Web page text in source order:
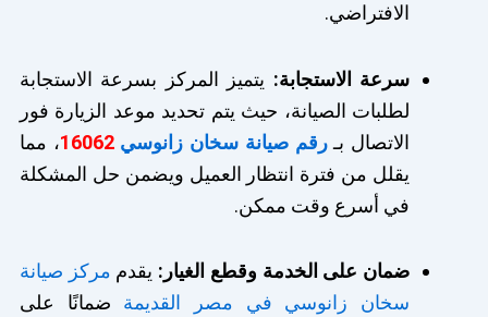
الافتراضي.
سرعة الاستجابة: يتميز المركز بسرعة الاستجابة
لطلبات الصيانة، حيث يتم تحديد موعد الزيارة فور
الاتصال بـرقم صيانة سخان زانوسي 16062
، مما
يقلل من فترة انتظار العميل ويضمن حل المشكلة
في أسرع وقت ممكن.
ضمان على الخدمة وقطع الغيار: يقدم مركز صيانة
سخان زانوسي في مصر القديمة ضمانًا على